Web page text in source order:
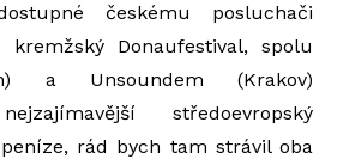
českému posluchači
kremžský Donaufestival, spolu
a Unsoundem (Krakov)
středoevropský
rád bych tam strávil oba